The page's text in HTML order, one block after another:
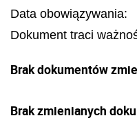
Data obowiązywania:
Dokument traci
Brak dokumentów
Brak zmienianych